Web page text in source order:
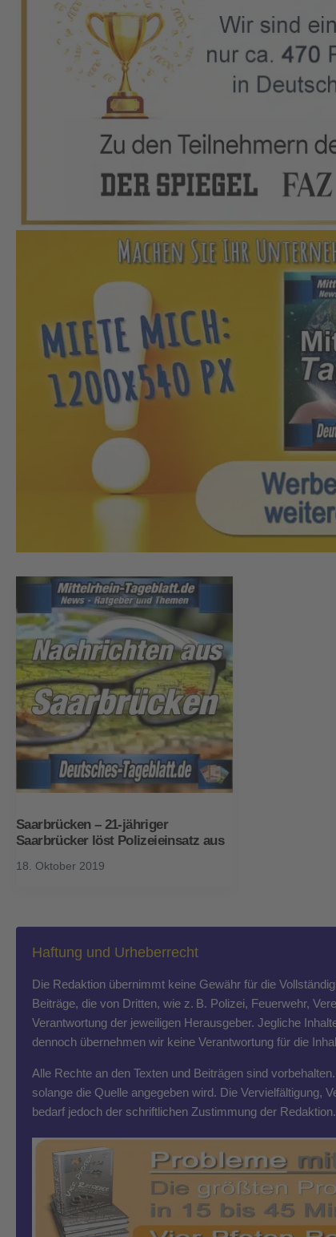
Saarbrücken – 21-jähriger
Saarbrücker löst Polizeieinsatz aus
18. Oktober 2019
Haftung und Urheberrecht
Die Redaktion übernimmt keine Gewähr für die
Beiträge, die von Dritten, wie z. B. Polizei, Feuerwehr,
Verantwortung der jeweiligen Herausgeber. Jegliche
dennoch übernehmen wir keine Verantwortung für die
Alle Rechte an den Texten und Beiträgen sind
solange die Quelle angegeben wird. Die Vervielfältigung,
bedarf jedoch der schriftlichen Zustimmung der Redaktion.